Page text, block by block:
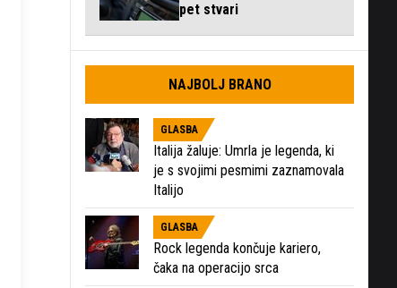
pet stvari
NAJBOLJ BRANO
GLASBA
Italija žaluje: Umrla je legenda, ki
je s svojimi pesmimi zaznamovala
Italijo
GLASBA
Rock legenda končuje kariero,
čaka na operacijo srca